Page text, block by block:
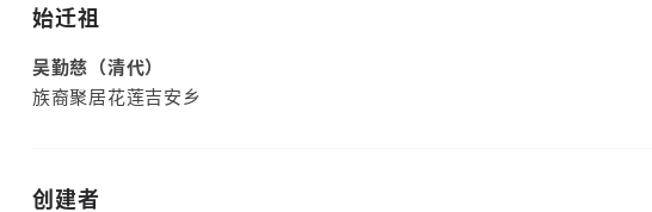
始迁祖
吴勤慈（清代）
族裔聚居花莲吉安乡
创建者